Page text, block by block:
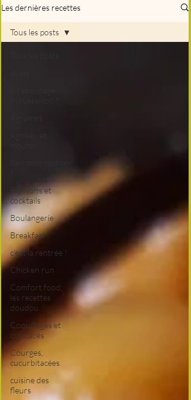
Les dernières recettes
Boissons et
cocktails
Boulangerie
Breakfast
c'est la rentrée !
Chicken run
Comfort food,
les recettes
doudou
Coquillages et
crustacés
Courges,
cucurbitacées
cuisine des
fleurs
Tous les posts